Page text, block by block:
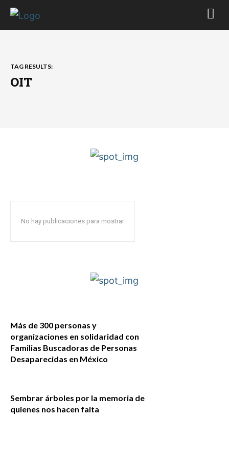
TAG RESULTS:
OIT
No hay publicaciones para mostrar
Más de 300 personas y
organizaciones en solidaridad con
Familias Buscadoras de Personas
Desaparecidas en México
Sembrar árboles por la memoria de
quienes nos hacen falta